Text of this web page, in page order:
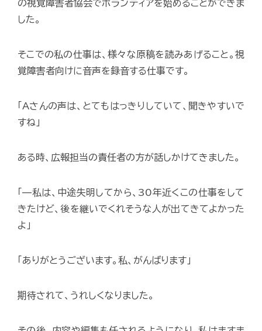
の視覚障害者協会でボランティアを始めることができま
した。
そこでの私の仕事は、様々な原稿を読みあげること。視
覚障害者向けに音声を録音する仕事です。
「Aさんの声は、とてもはっきりしていて、聞きやすいで
すね」
ある時、広報担当の責任者の方が話しかけてきました。
「—私は、中途失明してから、30年近くこの仕事をして
きたけど、後を継いでくれそうな人が出てきてよかった
よ」
「ありがとうございます。私、がんばります」
期待されて、うれしくなりました。